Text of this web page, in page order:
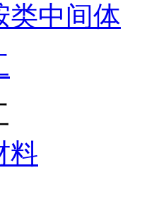
类中间体
料